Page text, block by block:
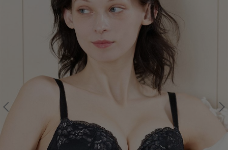
レッグウェア 下着
ルームウェア ライフスタイル
キッズ
マタニティ ギフトラッピング
サイズからブラを探す